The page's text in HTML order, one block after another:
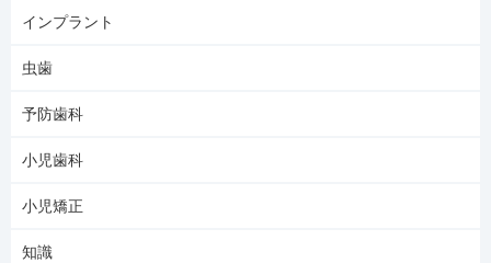
インプラント
虫歯
予防歯科
小児歯科
小児矯正
知識